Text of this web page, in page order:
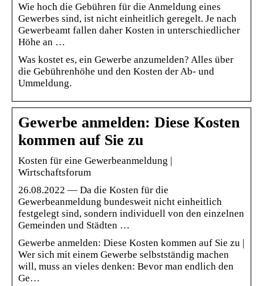
Wie hoch die Gebühren für die Anmeldung eines
Gewerbes sind, ist nicht einheitlich geregelt. Je nach
Gewerbeamt fallen daher Kosten in unterschiedlicher
Höhe an …
Was kostet es, ein Gewerbe anzumelden? Alles über
die Gebührenhöhe und den Kosten der Ab- und
Ummeldung.
Gewerbe anmelden: Diese Kosten
kommen auf Sie zu
Kosten für eine Gewerbeanmeldung |
Wirtschaftsforum
26.08.2022 — Da die Kosten für die
Gewerbeanmeldung bundesweit nicht einheitlich
festgelegt sind, sondern individuell von den einzelnen
Gemeinden und Städten …
Gewerbe anmelden: Diese Kosten kommen auf Sie zu |
Wer sich mit einem Gewerbe selbstständig machen
will, muss an vieles denken: Bevor man endlich den
Ge…